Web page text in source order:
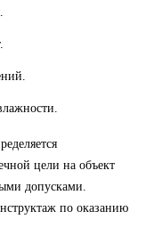
цели на объект
допусками.
по оказанию